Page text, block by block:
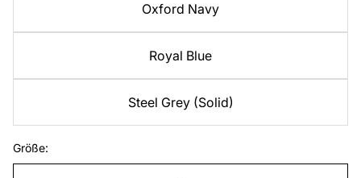
Oxford Navy
Royal Blue
Steel Grey (Solid)
Größe: